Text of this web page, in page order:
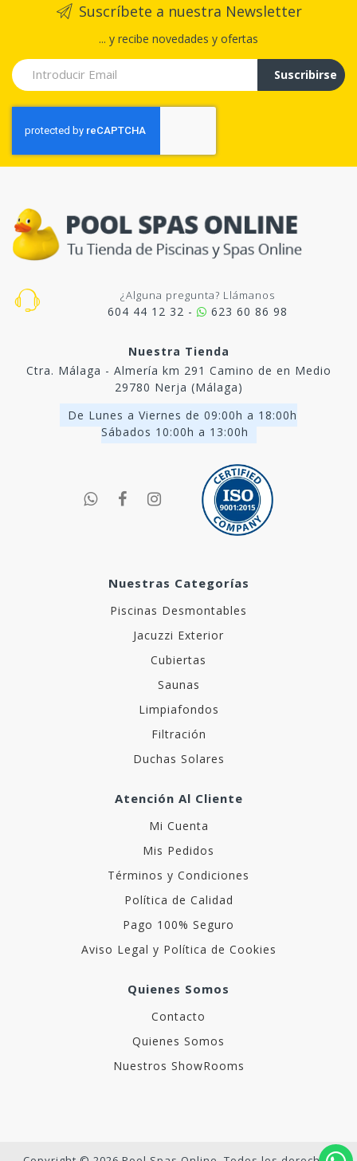
Suscríbete a nuestra Newsletter
... y recibe novedades y ofertas
Suscribirse
¿Alguna pregunta? Llámanos
604 44 12 32 - 623 60 86 98
Nuestra Tienda
Ctra. Málaga - Almería km 291 Camino de en Medio
29780 Nerja (Málaga)
De Lunes a Viernes de 09:00h a 18:00h
Sábados 10:00h a 13:00h
Nuestras Categorías
Piscinas Desmontables
Jacuzzi Exterior
Cubiertas
Saunas
Limpiafondos
Filtración
Duchas Solares
Atención Al Cliente
Mi Cuenta
Mis Pedidos
Términos y Condiciones
Política de Calidad
Pago 100% Seguro
Aviso Legal y Política de Cookies
Quienes Somos
Contacto
Quienes Somos
Nuestros ShowRooms